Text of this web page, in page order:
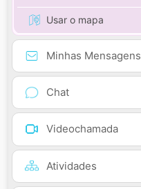
Usar o mapa
Minhas Mensagens
Chat
Videochamada
Atividades